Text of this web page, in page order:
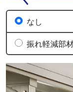
なし
振れ軽減部